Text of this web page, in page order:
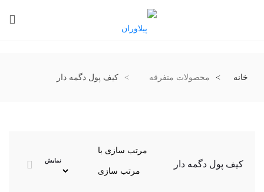
خانه محصولات متفرقه کیف پول دگمه دار
کیف پول دگمه دار
مرتب سازی با
نمایش